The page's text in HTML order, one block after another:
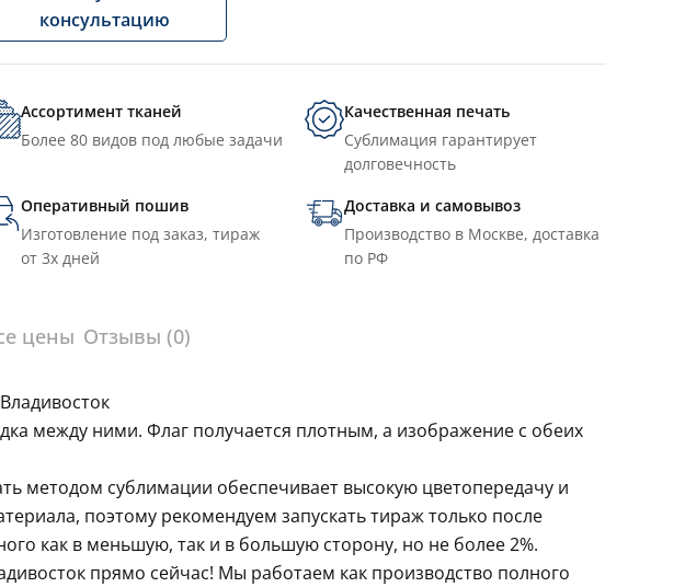
консультацию
Ассортимент тканей
Более 80 видов под любые задачи
Качественная печать
Сублимация гарантирует
долговечность
Оперативный пошив
Изготовление под заказ, тираж
от 3х дней
Доставка и самовывоз
Производство в Москве, доставка
по РФ
цены Отзывы (0)
между ними. Флаг получается плотным, а изображение с обеих
методом сублимации обеспечивает высокую цветопередачу и
поэтому рекомендуем запускать тираж только после
как в меньшую, так и в большую сторону, но не более 2%.
прямо сейчас! Мы работаем как производство полного